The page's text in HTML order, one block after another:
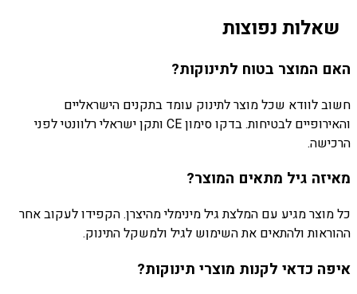
שאלות נפוצות
האם המוצר בטוח לתינוקות?
חשוב לוודא שכל מוצר לתינוק עומד בתקנים הישראליים
והאירופיים לבטיחות. בדקו סימון CE ותקן ישראלי רלוונטי לפני
הרכישה.
מאיזה גיל מתאים המוצר?
כל מוצר מגיע עם המלצת גיל מינימלי מהיצרן. הקפידו לעקוב אחר
ההוראות ולהתאים את השימוש לגיל ולמשקל התינוק.
איפה כדאי לקנות מוצרי תינוקות?